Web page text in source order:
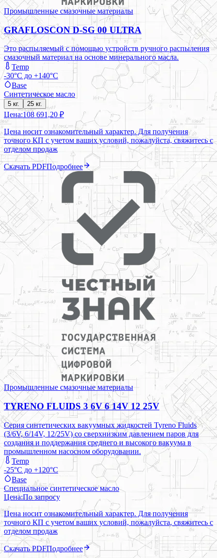
Промышленные смазочные материалы
GRAFLOSCON D-SG 00 ULTRA
Это распыляемый с помощью устройств ручного распыления
смазочный материал на основе минерального масла.
Temp
-30°C до +140°C
Base
Синтетическое масло
5 кг. 25 кг.
Цена:108 691,20 ₽
Цена носит ознакомительный характер. Для получения
точного КП с учетом ваших условий, пожалуйста, свяжитесь с
отделом продаж
Скачать PDFПодробнее
Промышленные смазочные материалы
TYRENO FLUIDS 3 6V 6 14V 12 25V
Серия синтетических вакуумных жидкостей Tyreno Fluids
(3/6V, 6/14V, 12/25V) со сверхнизким давлением паров для
создания и поддержания среднего и высокого вакуума в
промышленном насосном оборудовании.
Temp
-25°C до +120°C
Base
Специальное синтетическое масло
Цена:По запросу
Цена носит ознакомительный характер. Для получения
точного КП с учетом ваших условий, пожалуйста, свяжитесь с
отделом продаж
Скачать PDFПодробнее